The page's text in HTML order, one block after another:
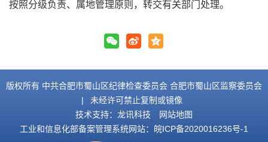
按照分级负责、属地管理原则，转交有关部门处理。
版权所有 中共合肥市蜀山区纪律检查委员会 合肥市蜀山区监察委员会
|
未经许可禁止复制或镜像
技术支持： 龙讯科技
网站地图
工业和信息化部备案管理系统网站： 皖ICP备2020016236号-1